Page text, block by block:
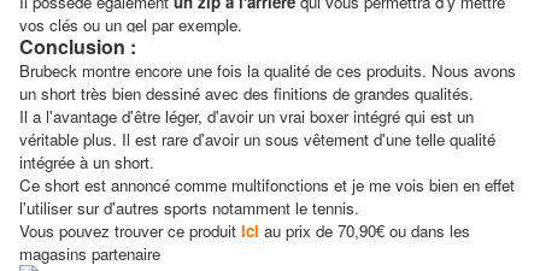
vos clés ou un gel par exemple.
Conclusion :
Brubeck montre encore une fois la qualité de ces produits. Nous avons
un short très bien dessiné avec des finitions de grandes qualités.
Il a l'avantage d'être léger, d'avoir un vrai boxer intégré qui est un
véritable plus. Il est rare d'avoir un sous vêtement d'une telle qualité
intégrée à un short.
Ce short est annoncé comme multifonctions et je me vois bien en effet
l'utiliser sur d'autres sports notamment le tennis.
Vous pouvez trouver ce produit ici au prix de 70,90€ ou dans les
magasins partenaire